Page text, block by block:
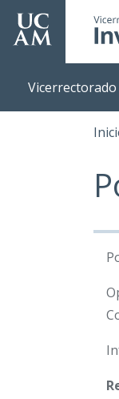
Pasar
principal
Vicerrectorado